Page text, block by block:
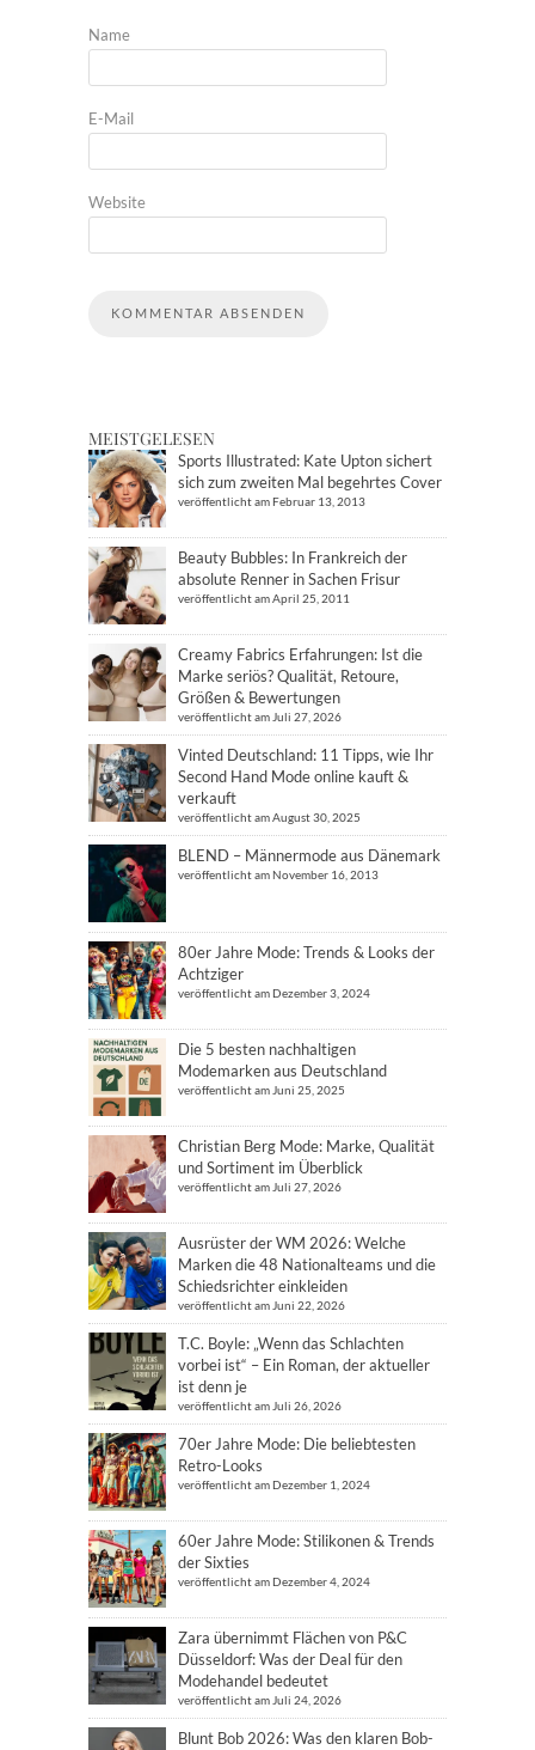
Name
E-Mail
Website
MEISTGELESEN
Sports Illustrated: Kate Upton sichert
sich zum zweiten Mal begehrtes Cover
veröffentlicht am Februar 13, 2013
Beauty Bubbles: In Frankreich der
absolute Renner in Sachen Frisur
veröffentlicht am April 25, 2011
Creamy Fabrics Erfahrungen: Ist die
Marke seriös? Qualität, Retoure,
Größen & Bewertungen
veröffentlicht am Juli 27, 2026
Vinted Deutschland: 11 Tipps, wie Ihr
Second Hand Mode online kauft &
verkauft
veröffentlicht am August 30, 2025
BLEND – Männermode aus Dänemark
veröffentlicht am November 16, 2013
80er Jahre Mode: Trends & Looks der
Achtziger
veröffentlicht am Dezember 3, 2024
Die 5 besten nachhaltigen
Modemarken aus Deutschland
veröffentlicht am Juni 25, 2025
Christian Berg Mode: Marke, Qualität
und Sortiment im Überblick
veröffentlicht am Juli 27, 2026
Ausrüster der WM 2026: Welche
Marken die 48 Nationalteams und die
Schiedsrichter einkleiden
veröffentlicht am Juni 22, 2026
T.C. Boyle: „Wenn das Schlachten
vorbei ist“ – Ein Roman, der aktueller
ist denn je
veröffentlicht am Juli 26, 2026
70er Jahre Mode: Die beliebtesten
Retro-Looks
veröffentlicht am Dezember 1, 2024
60er Jahre Mode: Stilikonen & Trends
der Sixties
veröffentlicht am Dezember 4, 2024
Zara übernimmt Flächen von P&C
Düsseldorf: Was der Deal für den
Modehandel bedeutet
veröffentlicht am Juli 24, 2026
Blunt Bob 2026: Was den klaren Bob-